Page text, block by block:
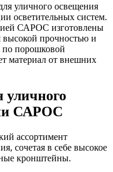
уличного освещения
осветительных систем.
САРОС изготовлены
прочностью и
по порошковой
материал от внешних
САРОС
ассортимент
сочетая в себе высокое
кронштейны.